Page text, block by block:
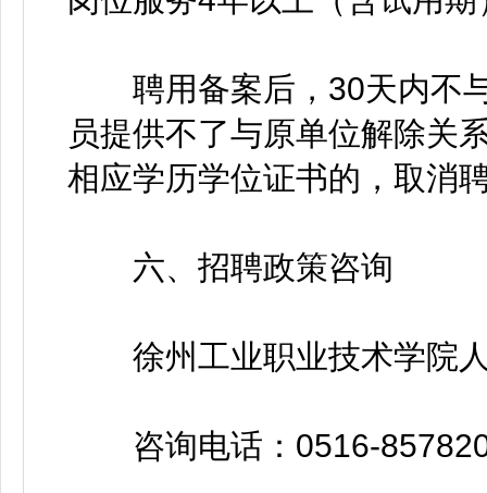
聘用备案后，30天内不与
员提供不了与原单位解除关
相应学历学位证书的，取消
六、招聘政策咨询
徐州工业职业技术学院人
咨询电话：0516-